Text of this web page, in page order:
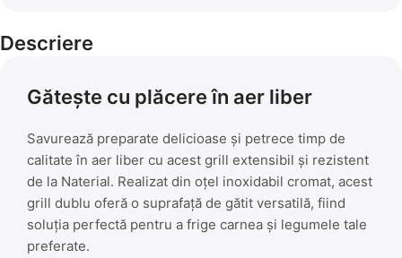
Descriere
Gătește cu plăcere în aer liber
Savurează preparate delicioase și petrece timp de
calitate în aer liber cu acest grill extensibil și rezistent
de la Naterial. Realizat din oțel inoxidabil cromat, acest
grill dublu oferă o suprafață de gătit versatilă, fiind
soluția perfectă pentru a frige carnea și legumele tale
preferate.